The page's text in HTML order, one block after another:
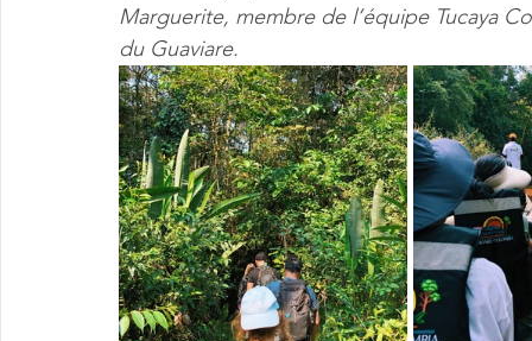
Marguerite, membre de l’équipe Tucaya
du Guaviare.